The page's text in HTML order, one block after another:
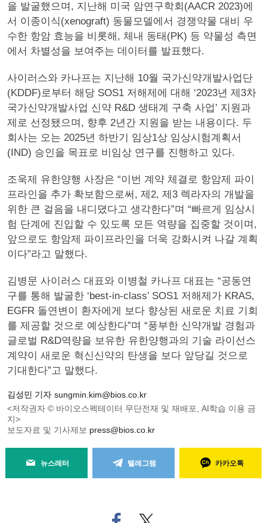
을 발굴했으며, 지난해 미국 암연구학회(AACR 2023)에
서 이종이식(xenograft) 동물모델에서 경쟁약물 대비 우
수한 항암 효능을 비롯해, 체내 동태(PK) 등 약물성 측면
에서 차별성을 보여주는 데이터를 발표했다.
사이러스와 카나프는 지난해 10월 국가신약개발사업단
(KDDF)로부터 해당 SOS1 저해제에 대해 ‘2023년 제3차
국가신약개발사업 신약 R&D 생태계 구축 사업’ 지원과
제로 선정됐으며, 향후 2년간 지원을 받는 내용이다. 두
회사는 오는 2025년 하반기 임상1상 임상시험계획서
(IND) 승인을 목표로 비임상 연구를 진행하고 있다.
조욱제 유한양행 사장은 “이번 계약 체결로 항암제 파이
프라인을 추가 확보함으로써, 제2, 제3 렉라자의 개발을
위한 큰 걸음을 내디뎠다고 생각한다”며 “빠르게 임상시
험 단계에 진입할 수 있도록 모든 역량을 집중할 것이며,
앞으로도 항암제 파이프라인을 더욱 강화시켜 나갈 계획
이다”라고 말했다.
김병문 사이러스 대표와 이병철 카나프 대표는 “공동연
구를 통해 발굴한 ‘best-in-class’ SOS1 저해제가 KRAS,
EGFR 돌연변이 환자에게 보다 향상된 새로운 치료 기회
를 제공할 것으로 예상한다”며 “풍부한 신약개발 경험과
글로벌 R&D역량을 보유한 유한양행과의 기술 라이선스
계약이 새로운 혁신신약의 탄생을 보다 앞당길 것으로
기대한다”고 말했다.
김성민 기자 sungmin.kim@bios.co.kr
<저작권자 © 바이오스펙테이터 무단전재 및 재배포, AI학습 이용 금
지>
보도자료 및 기사제보 press@bios.co.kr
뉴스레터 텔레그램 카카오톡
페
트위